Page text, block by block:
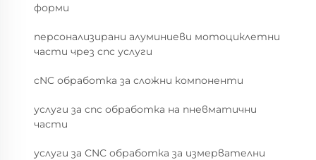
форми
персонализирани алуминиеви мотоциклетни
части чрез cnc услуги
cNC обработка за сложни компоненти
услуги за cnc обработка на пневматични
части
услуги за CNC обработка за измервателни